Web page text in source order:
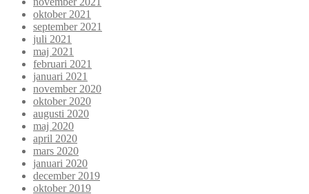
oktober 2021
september 2021
juli 2021
maj 2021
februari 2021
januari 2021
november 2020
oktober 2020
augusti 2020
maj 2020
april 2020
mars 2020
januari 2020
december 2019
oktober 2019